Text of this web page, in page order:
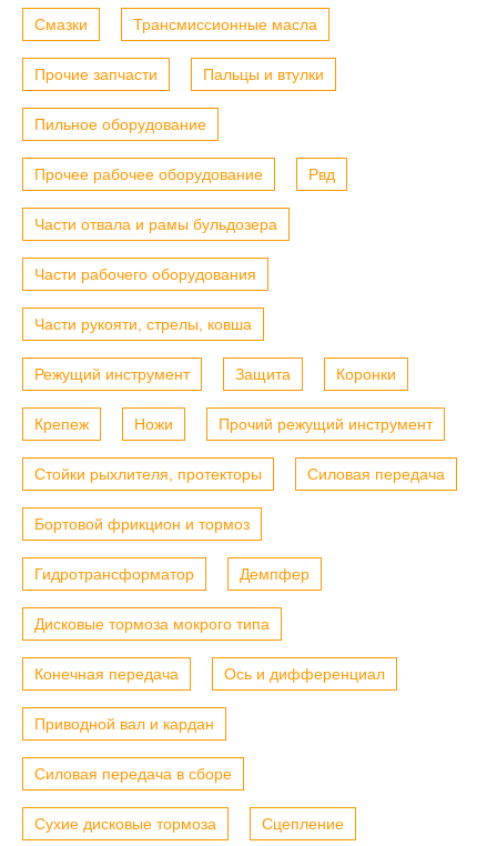
Смазки Трансмиссионные масла
Прочие запчасти Пальцы и втулки
Пильное оборудование
Прочее рабочее оборудование Рвд
Части отвала и рамы бульдозера
Части рабочего оборудования
Части рукояти, стрелы, ковша
Режущий инструмент Защита Коронки
Крепеж Ножи Прочий режущий инструмент
Стойки рыхлителя, протекторы Силовая передача
Бортовой фрикцион и тормоз
Гидротрансформатор Демпфер
Дисковые тормоза мокрого типа
Конечная передача Ось и дифференциал
Приводной вал и кардан
Силовая передача в сборе
Сухие дисковые тормоза Сцепление